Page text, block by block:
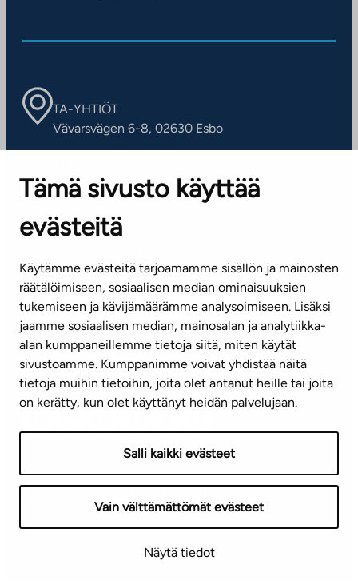
Tämä sivusto käyttää
evästeitä
Käytämme evästeitä tarjoamamme sisällön ja mainosten
räätälöimiseen, sosiaalisen median ominaisuuksien
tukemiseen ja kävijämäärämme analysoimiseen. Lisäksi
jaamme sosiaalisen median, mainosalan ja analytiikka-
alan kumppaneillemme tietoja siitä, miten käytät
sivustoamme. Kumppanimme voivat yhdistää näitä
tietoja muihin tietoihin, joita olet antanut heille tai joita
on kerätty, kun olet käyttänyt heidän palvelujaan.
Salli kaikki evästeet
Vain välttämättömät evästeet
Näytä tiedot
TA-YHTIÖT
Vävarsvägen 6-8, 02630 Esbo
Kontaktinformation
KUNDSERVICE
(vardagar kl. 8–16)
info@ta.fi
Nyhetsbrev (på finska)